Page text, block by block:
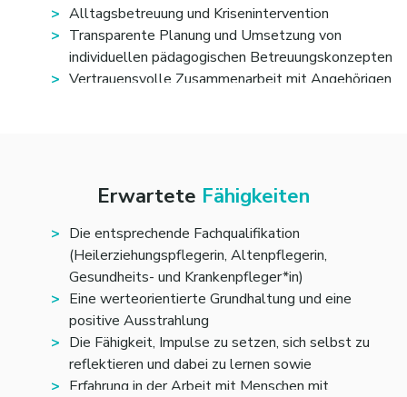
Alltagsbetreuung und Krisenintervention
Transparente Planung und Umsetzung von
individuellen pädagogischen Betreuungskonzepten
Vertrauensvolle Zusammenarbeit mit Angehörigen
Erwartete Fähigkeiten
Die entsprechende Fachqualifikation
(Heilerziehungspflegerin, Altenpflegerin,
Gesundheits- und Krankenpfleger*in)
Eine werteorientierte Grundhaltung und eine
positive Ausstrahlung
Die Fähigkeit, Impulse zu setzen, sich selbst zu
reflektieren und dabei zu lernen sowie
Erfahrung in der Arbeit mit Menschen mit